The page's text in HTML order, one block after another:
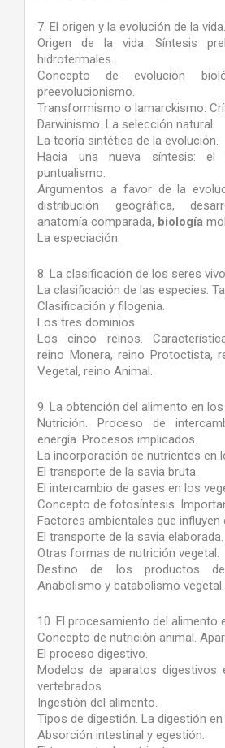
7. El origen y la evolución de la vida.
Origen de la vida. Síntesis
hidrotermales.
Concepto de evolución
preevolucionismo.
Transformismo o lamarckismo.
Darwinismo. La selección natural.
La teoría sintética de la evolución.
Hacia una nueva síntesis: el
puntualismo.
Argumentos a favor de la
distribución geográfica,
anatomía comparada, biología
La especiación.
8. La clasificación de los seres
La clasificación de las especies.
Clasificación y filogenia.
Los tres dominios.
Los cinco reinos.
reino Monera, reino Protoctista,
Vegetal, reino Animal.
9. La obtención del alimento en
Nutrición. Proceso de
energía. Procesos implicados.
La incorporación de nutrientes en
El transporte de la savia bruta.
El intercambio de gases en los
Concepto de fotosíntesis.
Factores ambientales que
El transporte de la savia elaborada.
Otras formas de nutrición vegetal.
Destino de los productos
Anabolismo y catabolismo vegetal.
10. El procesamiento del alimento
Concepto de nutrición animal.
El proceso digestivo.
Modelos de aparatos digestivos
vertebrados.
Ingestión del alimento.
Tipos de digestión. La digestión
Absorción intestinal y egestión.